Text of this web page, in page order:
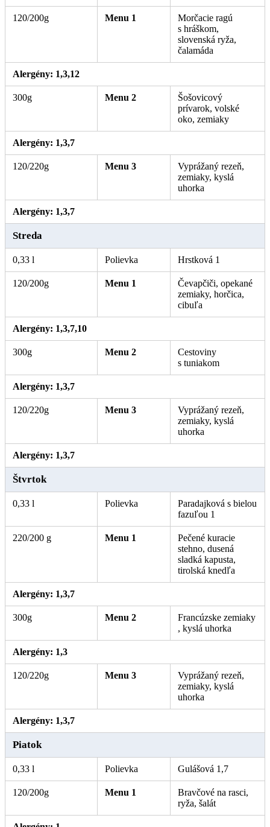
120/200g Menu 1
Morčacie ragú
s hráškom,
slovenská ryža,
čalamáda
. Alergény: 1, 3, 7.
Alergény: 1,3,12
300g Menu 2
Šošovicový
prívarok, volské
oko, zemiaky
Alergény: 1,3,7
120/220g Menu 3
Vyprážaný rezeň,
zemiaky, kyslá
uhorka
Alergény: 1,3,7
Streda
0,33 l Polievka Hrstková 1
120/200g Menu 1
Čevapčiči, opekané
zemiaky, horčica,
cibuľa
. Alergény: 1, 3, 7.
Alergény: 1,3,7,10
300g Menu 2
Cestoviny
s tuniakom
. Alergény: 1, 3, 7.
Alergény: 1,3,7
120/220g Menu 3
Vyprážaný rezeň,
zemiaky, kyslá
uhorka
. Alergény: 1, 3, 7.
Alergény: 1,3,7
Štvrtok
0,33 l Polievka
Paradajková s bielou
fazuľou 1
220/200 g Menu 1
Pečené kuracie
stehno, dusená
sladká kapusta,
tirolská knedľa
. Alergény: 1.
Alergény: 1,3,7
300g Menu 2
Francúzske zemiaky
, kyslá uhorka
. Alergény: 1, 3, 7.
Alergény: 1,3
120/220g Menu 3
Vyprážaný rezeň,
zemiaky, kyslá
uhorka
. Alergény: 1, 3, 7.
Alergény: 1,3,7
Piatok
0,33 l Polievka Gulášová 1,7
120/200g Menu 1
Bravčové na rasci,
ryža, šalát
. Alergény: 1, 3, 7.